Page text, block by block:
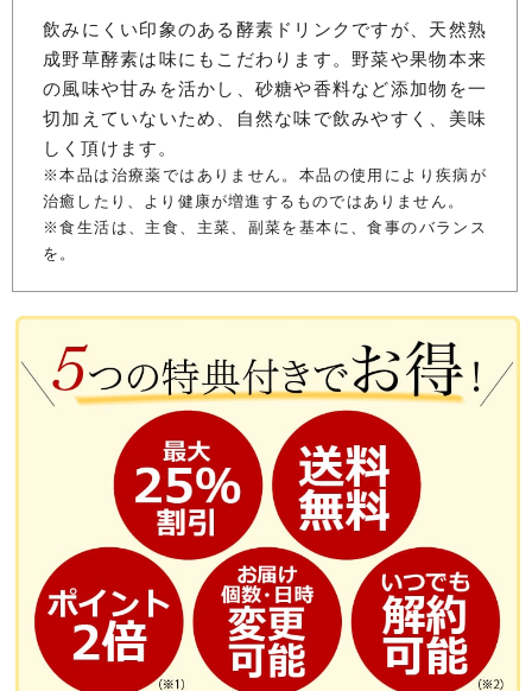
飲みにくい印象のある酵素ドリンクですが、天然熟
成野草酵素は味にもこだわります。野菜や果物本来
の風味や甘みを活かし、砂糖や香料など添加物を一
切加えていないため、自然な味で飲みやすく、美味
しく頂けます。
※本品は治療薬ではありません。本品の使用により疾病が
治癒したり、より健康が増進するものではありません。
※食生活は、主食、主菜、副菜を基本に、食事のバランス
を。